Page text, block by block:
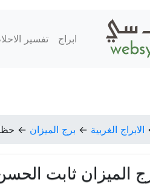
ابراج تفسير
الابراج الغربية ← برج الميزان ← حظك
ثابت الحسن السبت